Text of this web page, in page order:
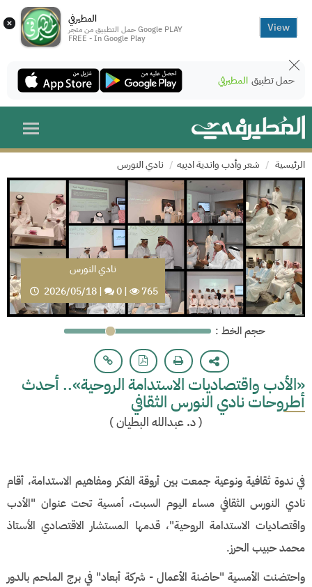
× المطيرفي
حمل التطبيق من متجر Google PLAY
FREE - In Google Play
View
حمل تطبيق المطيرفي
الرئيسية شعر وأدب واندية ادبيه نادي النورس
نادي النورس
2026/05/18| 0| 765
: حجم الخط
«الأدب واقتصاديات الاستدامة الروحية».. أحدث
أطروحات نادي النورس الثقافي
(د. عبدالله البطيان)
​في ندوة ثقافية ونوعية جمعت بين أروقة الفكر ومفاهيم الاستدامة، أقام
نادي النورس الثقافي مساء اليوم السبت، أمسية تحت عنوان "الأدب
واقتصاديات الاستدامة الروحية"، قدمها المستشار الاقتصادي الأستاذ
محمد حبيب الحرز.
واحتضنت الأمسية "حاضنة الأعمال - شركة أبعاد" في برج الملحم بالدور